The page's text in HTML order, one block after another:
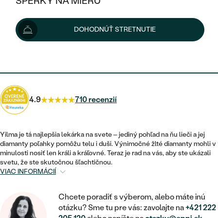
KOMBINOVANÉ ZLATO
PODĽA ŠTÝLU
ETERNITY
VINTAGE
NETRADIČNÉ
TEPANÉ
POSTRANNÉ DRAHOKAMY
HALO
VINTAGE
SET ZÁSNUBNÉHO PRSTEŇA A
NETRADIČNÉ
ZOSTAVTE SI PRSTEŇ
ZAČAŤ S PRSTEŇOM
VÝPREDAJ
ŠPERKY ČO POMÁHAJÚ
PODĽA TYPU
NÁUŠNICE
PRSTENE
PRÍVESKY
NÁRAMKY
PÁNSKE ŠPERKY
PLATINOVÉ
NAPICHOVACIE
KRUHOVÉ
MINIMALISTICKÉ
VISIACE
SOLITÉR
V TVARE SRDCA
ZLATÉ
STRIEBORNÉ
PODĽA ŠTÝLU
SOLITÉR
NARODENIE DIEŤAŤA
PERSONALIZOVANÉ
MINIMALISTICKÉ
VÝPREDAJ
ZLATÉ
STRIEBORNÉ
PODĽA ŠTÝLU
ETERNITY
MINIMALISTICKÉ
DOHODNÚŤ STRETNUTIE
5 980 €
Možnosti doručenia
4.9 710 recenzií
Yilma je tá najlepšia lekárka na svete – jediný pohľad na ňu lieči a jej
diamanty poľahky pomôžu telu i duši. Výnimočné žlté diamanty mohli v
minulosti nosiť len králi a kráľovné. Teraz je rad na vás, aby ste ukázali
svetu, že ste skutočnou šľachtičnou.
VIAC INFORMÁCIÍ
Chcete poradiť s výberom, alebo máte inú
otázku? Sme tu pre vás: zavolajte na+421 222